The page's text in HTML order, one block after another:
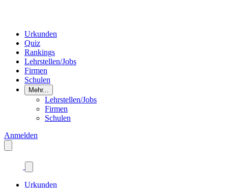
Urkunden
Quiz
Rankings
Lehrstellen/Jobs
Firmen
Schulen
Mehr...
Lehrstellen/Jobs
Firmen
Schulen
Anmelden
Urkunden